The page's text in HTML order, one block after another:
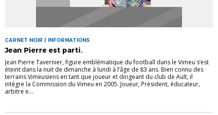
CARNET NOIR | INFORMATIONS
Jean Pierre est parti.
Jean Pierre Tavernier, figure emblématique du football dans le Vimeu s’est
éteint dans la nuit de dimanche à lundi à l’âge de 83 ans. Bien connu des
terrains Vimeusiens en tant que joueur et dirigeant du club de Ault, il
intègre la Commission du Vimeu en 2005. Joueur, Président, éducateur,
arbitre e...